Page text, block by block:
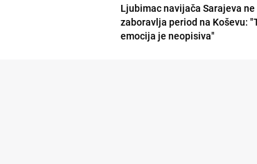
Ljubimac navijača Sarajeva ne
zaboravlja period na Koševu:
emocija je neopisiva"